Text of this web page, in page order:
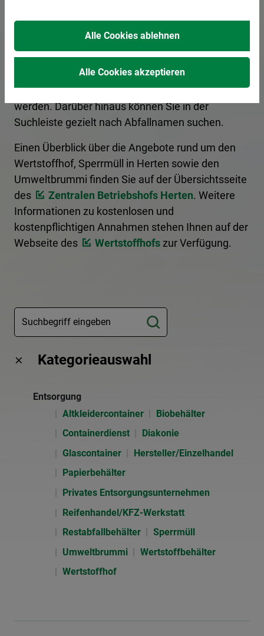
Hier erhalten Sie Informationen zur korrekten
Entsorgung von Abfällen. Ein Kategoriefilter
sortiert die Begriffe nach Entsorgungsart, und es
kann nach den Anfangsbuchstaben gefiltert
werden. Darüber hinaus können Sie in der
Suchleiste gezielt nach Abfallnamen suchen.
Einen Überblick über die Angebote rund um den
Wertstoffhof, Sperrmüll in Herten sowie den
Umweltbrummi finden Sie auf der Übersichtsseite
des
Zentralen Betriebshofs Herten. Weitere
Informationen zu kostenlosen und
kostenpflichtigen Annahmen stehen Ihnen auf der
Webseite des
Wertstoffhofs zur Verfügung.
Kategorieauswahl
Entsorgung
Altkleidercontainer
Biobehälter
Containerdienst
Diakonie
Glascontainer
Hersteller/Einzelhandel
Papierbehälter
Privates Entsorgungsunternehmen
Reifenhandel/KFZ-Werkstatt
Restabfallbehälter
Sperrmüll
Umweltbrummi
Wertstoffbehälter
Wertstoffhof
Alle Cookies ablehnen
Alle Cookies akzeptieren